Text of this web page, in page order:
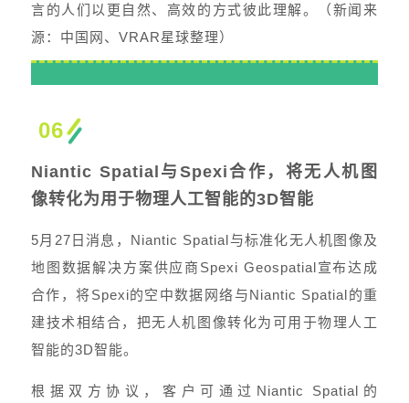
言的人们以更自然、高效的方式彼此理解。（新闻来
源：中国网、VRAR星球整理）
06
Niantic Spatial与Spexi合作，将无人机图
像转化为用于物理人工智能的3D智能
5月27日消息，Niantic Spatial与标准化无人机图像及
地图数据解决方案供应商Spexi Geospatial宣布达成
合作，将Spexi的空中数据网络与Niantic Spatial的重
建技术相结合，把无人机图像转化为可用于物理人工
智能的3D智能。
根据双方协议，客户可通过Niantic Spatial的